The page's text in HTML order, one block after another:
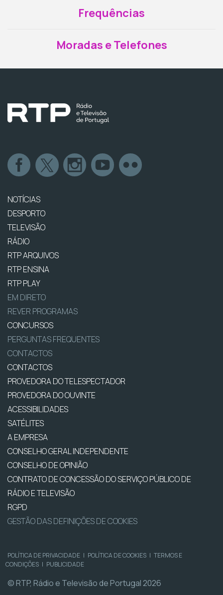
Frequências
Moradas e Telefones
NOTÍCIAS
DESPORTO
TELEVISÃO
RÁDIO
RTP ARQUIVOS
RTP ENSINA
RTP PLAY
EM DIRETO
REVER PROGRAMAS
CONCURSOS
PERGUNTAS FREQUENTES
CONTACTOS
CONTACTOS
PROVEDORA DO TELESPECTADOR
PROVEDORA DO OUVINTE
ACESSIBILIDADES
SATÉLITES
A EMPRESA
CONSELHO GERAL INDEPENDENTE
CONSELHO DE OPINIÃO
CONTRATO DE CONCESSÃO DO SERVIÇO PÚBLICO DE
RÁDIO E TELEVISÃO
RGPD
GESTÃO DAS DEFINIÇÕES DE COOKIES
POLÍTICA DE PRIVACIDADE | POLÍTICA DE COOKIES | TERMOS E
CONDIÇÕES | PUBLICIDADE
© RTP, Rádio e Televisão de Portugal 2026